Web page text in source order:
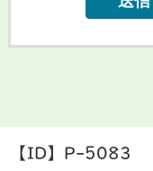
【ID】 P-5083